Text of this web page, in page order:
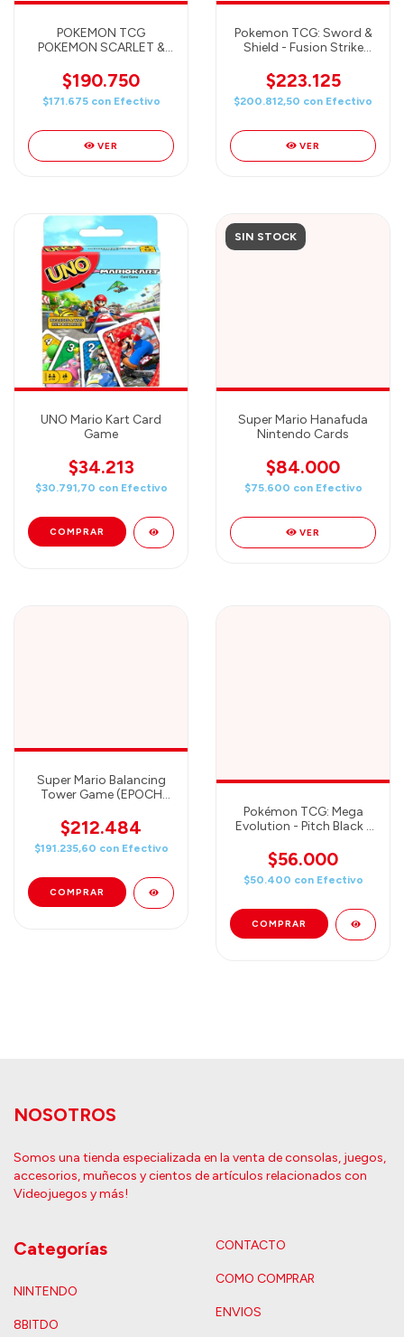
POKEMON TCG
POKEMON SCARLET &
FLAMES ELITE TRAINER
BOX
$190.750
$171.675 con Efectivo
VER
Pokemon TCG: Sword &
Shield - Fusion Strike
$223.125
$200.812,50 con Efectivo
VER
UNO Mario Kart Card
Game
$34.213
$30.791,70 con Efectivo
SIN STOCK
Super Mario Hanafuda
Nintendo Cards
$84.000
$75.600 con Efectivo
VER
Super Mario Balancing
Tower Game (EPOCH
$212.484
$191.235,60 con Efectivo
Pokémon TCG: Mega
Evolution - Pitch Black -
$56.000
$50.400 con Efectivo
NOSOTROS
Somos una tienda especializada en la venta de consolas, juegos,
accesorios, muñecos y cientos de artículos relacionados con
Videojuegos y más!
Categorías
NINTENDO
8BITDO
CONTACTO
COMO COMPRAR
ENVIOS